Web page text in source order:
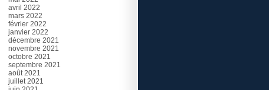
avril 2022
mars 2022
février 2022
janvier 2022
décembre 2021
novembre 2021
octobre 2021
septembre 2021
août 2021
juillet 2021